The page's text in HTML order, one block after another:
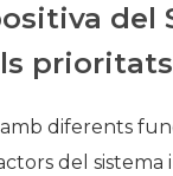
del
prioritats
amb diferents
del